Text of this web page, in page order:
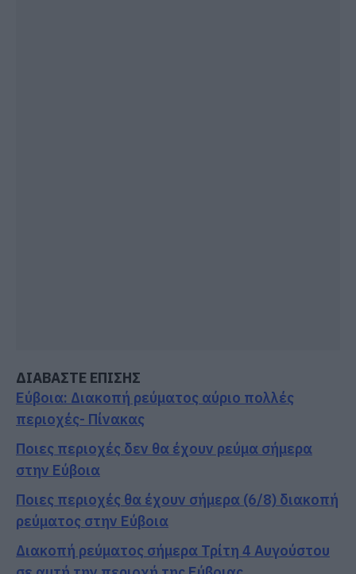
ΔΙΑΒΑΣΤΕ ΕΠΙΣΗΣ
Εύβοια: Διακοπή ρεύματος αύριο πολλές
περιοχές- Πίνακας
Ποιες περιοχές δεν θα έχουν ρεύμα σήμερα
στην Εύβοια
Ποιες περιοχές θα έχουν σήμερα (6/8) διακοπή
ρεύματος στην Εύβοια
Διακοπή ρεύματος σήμερα Τρίτη 4 Αυγούστου